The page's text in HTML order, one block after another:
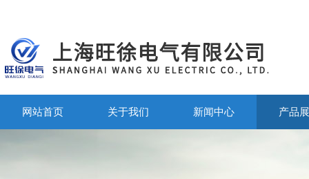
网站首页 关于我们 新闻中心 产品